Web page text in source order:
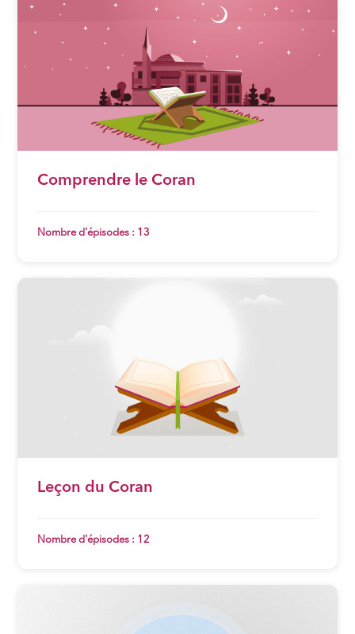
Comprendre le Coran
Nombre d'épisodes : 13
Leçon du Coran
Nombre d'épisodes : 12